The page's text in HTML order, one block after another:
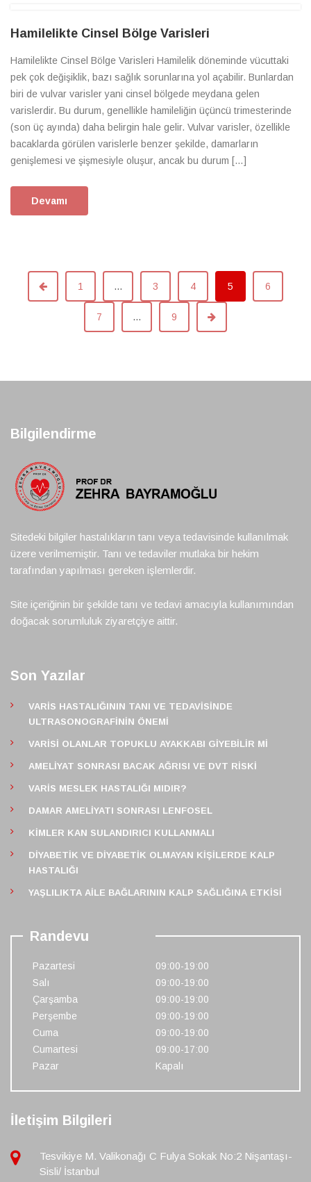
Hamilelikte Cinsel Bölge Varisleri
Hamilelikte Cinsel Bölge Varisleri Hamilelik döneminde vücuttaki
pek çok değişiklik, bazı sağlık sorunlarına yol açabilir. Bunlardan
biri de vulvar varisler yani cinsel bölgede meydana gelen
varislerdir. Bu durum, genellikle hamileliğin üçüncü trimesterinde
(son üç ayında) daha belirgin hale gelir. Vulvar varisler, özellikle
bacaklarda görülen varislerle benzer şekilde, damarların
genişlemesi ve şişmesiyle oluşur, ancak bu durum […]
Devamı
1 … 3 4 5 6
7 … 9
Bilgilendirme
Sitedeki bilgiler hastalıkların tanı veya tedavisinde kullanılmak
üzere verilmemiştir. Tanı ve tedaviler mutlaka bir hekim
tarafından yapılması gereken işlemlerdir.
Site içeriğinin bir şekilde tanı ve tedavi amacıyla kullanımından
doğacak sorumluluk ziyaretçiye aittir.
Son Yazılar
VARIS HASTALIĞININ TANI VE TEDAVISINDE
ULTRASONOGRAFININ ÖNEMI
VARISI OLANLAR TOPUKLU AYAKKABI GIYEBILIR MI
AMELIYAT SONRASI BACAK AĞRISI VE DVT RISKI
VARIS MESLEK HASTALIĞI MIDIR?
DAMAR AMELIYATI SONRASI LENFOSEL
KIMLER KAN SULANDIRICI KULLANMALI
DIYABETIK VE DIYABETIK OLMAYAN KIŞILERDE KALP
HASTALIĞI
YAŞLILIKTA AILE BAĞLARININ KALP SAĞLIĞINA ETKISI
Randevu
Pazartesi
09:00-19:00
Salı
09:00-19:00
Çarşamba
09:00-19:00
Perşembe
09:00-19:00
Cuma
09:00-19:00
Cumartesi
09:00-17:00
Pazar
Kapalı
İletişim Bilgileri
Tesvikiye M. Valikonağı C Fulya Sokak No:2 Nişantaşı-
Sisli/ İstanbul